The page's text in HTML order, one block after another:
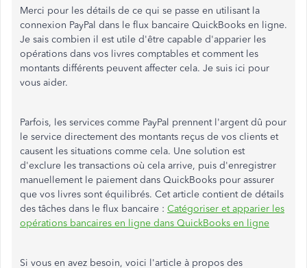
Merci pour les détails de ce qui se passe en utilisant la
connexion PayPal dans le flux bancaire QuickBooks en ligne.
Je sais combien il est utile d'être capable d'apparier les
opérations dans vos livres comptables et comment les
montants différents peuvent affecter cela. Je suis ici pour
vous aider.
Parfois, les services comme PayPal prennent l'argent dû pour
le service directement des montants reçus de vos clients et
causent les situations comme cela. Une solution est
d'exclure les transactions où cela arrive, puis d'enregistrer
manuellement le paiement dans QuickBooks pour assurer
que vos livres sont équilibrés. Cet article contient de détails
des tâches dans le flux bancaire : Catégoriser et apparier les
opérations bancaires en ligne dans QuickBooks en ligne
Si vous en avez besoin, voici l'article à propos des